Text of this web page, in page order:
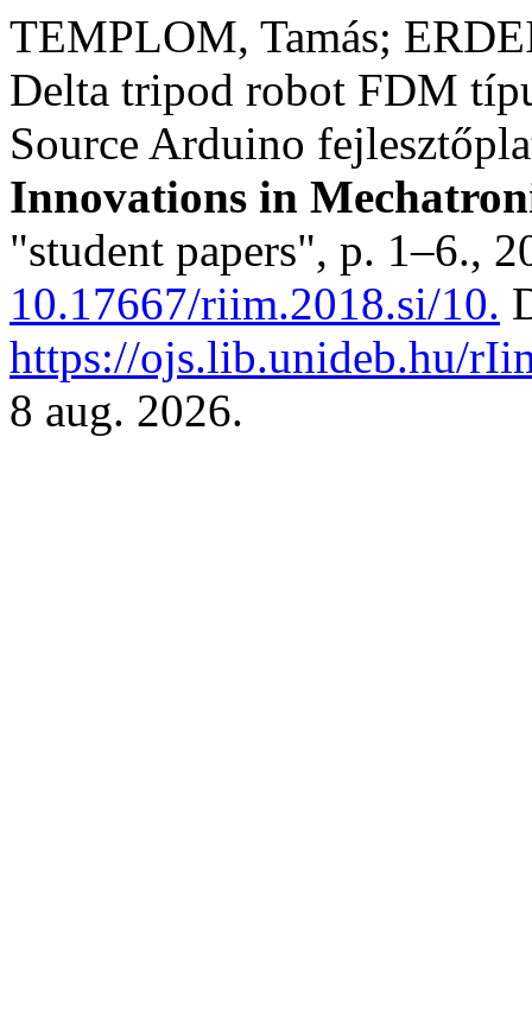
TEMPLOM, Tamás;
Delta tripod robot FDM
Source Arduino
Innovations in
"student papers", p. 1–6.,
10.17667/riim.2018.si/10.
https://ojs.lib.unideb.hu/
8 aug. 2026.